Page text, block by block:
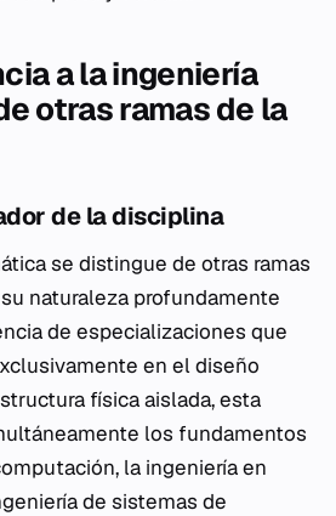
a la ingeniería
otras ramas de la
de la disciplina
se distingue de otras ramas
naturaleza profundamente
de especializaciones que
en el diseño
física aislada, esta
los fundamentos
la ingeniería en
de sistemas de